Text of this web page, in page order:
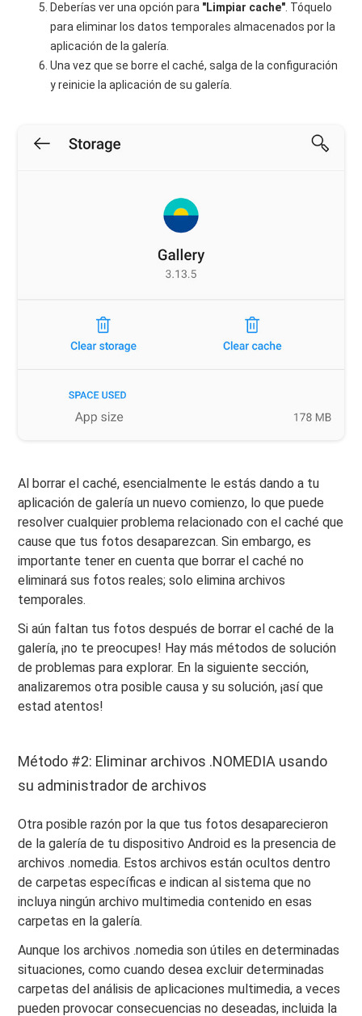
Deberías ver una opción para "Limpiar cache" . Tóquelo
para eliminar los datos temporales almacenados por la
aplicación de la galería.
Una vez que se borre el caché, salga de la configuración
y reinicie la aplicación de su galería.
Al borrar el caché, esencialmente le estás dando a tu
aplicación de galería un nuevo comienzo, lo que puede
resolver cualquier problema relacionado con el caché que
cause que tus fotos desaparezcan. Sin embargo, es
importante tener en cuenta que borrar el caché no
eliminará sus fotos reales; solo elimina archivos
temporales.
Si aún faltan tus fotos después de borrar el caché de la
galería, ¡no te preocupes! Hay más métodos de solución
de problemas para explorar. En la siguiente sección,
analizaremos otra posible causa y su solución, ¡así que
estad atentos!
Método #2: Eliminar archivos .NOMEDIA usando
su administrador de archivos
Otra posible razón por la que tus fotos desaparecieron
de la galería de tu dispositivo Android es la presencia de
archivos .nomedia. Estos archivos están ocultos dentro
de carpetas específicas e indican al sistema que no
incluya ningún archivo multimedia contenido en esas
carpetas en la galería.
Aunque los archivos .nomedia son útiles en determinadas
situaciones, como cuando desea excluir determinadas
carpetas del análisis de aplicaciones multimedia, a veces
pueden provocar consecuencias no deseadas, incluida la